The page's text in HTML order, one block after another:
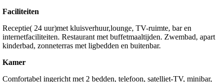
Faciliteiten
Receptie( 24 uur)met kluisverhuur,lounge, TV-ruimte, bar en
internetfaciliteiten. Restaurant met buffetmaaltijden. Zwembad, apart
kinderbad, zonneterras met ligbedden en buitenbar.
Kamer
Comfortabel ingericht met 2 bedden, telefoon, satelliet-TV, minibar,